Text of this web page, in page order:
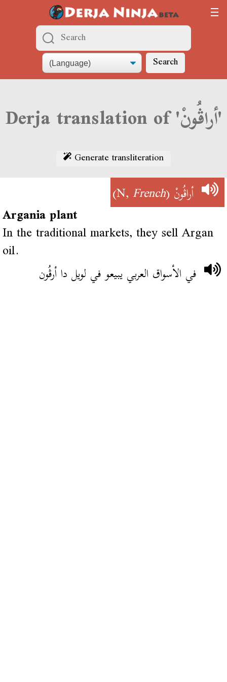
Search
Derja translation of 'أراڨُونْ'
Generate transliteration
أراڨُونْ(N,
French
)
Argania plant
In the traditional markets, they sell Argan
oil.
في الأسواق العربي يبيعو في لويل دا أرڨُون